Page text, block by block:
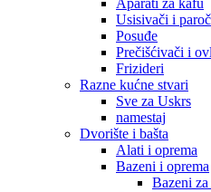
Usisivači i
Posuđe
Prečišćivači i
Frizideri
Razne kućne stvari
Sve za Uskrs
namestaj
Dvorište i bašta
Alati i oprema
Bazeni i oprema
Bazeni za